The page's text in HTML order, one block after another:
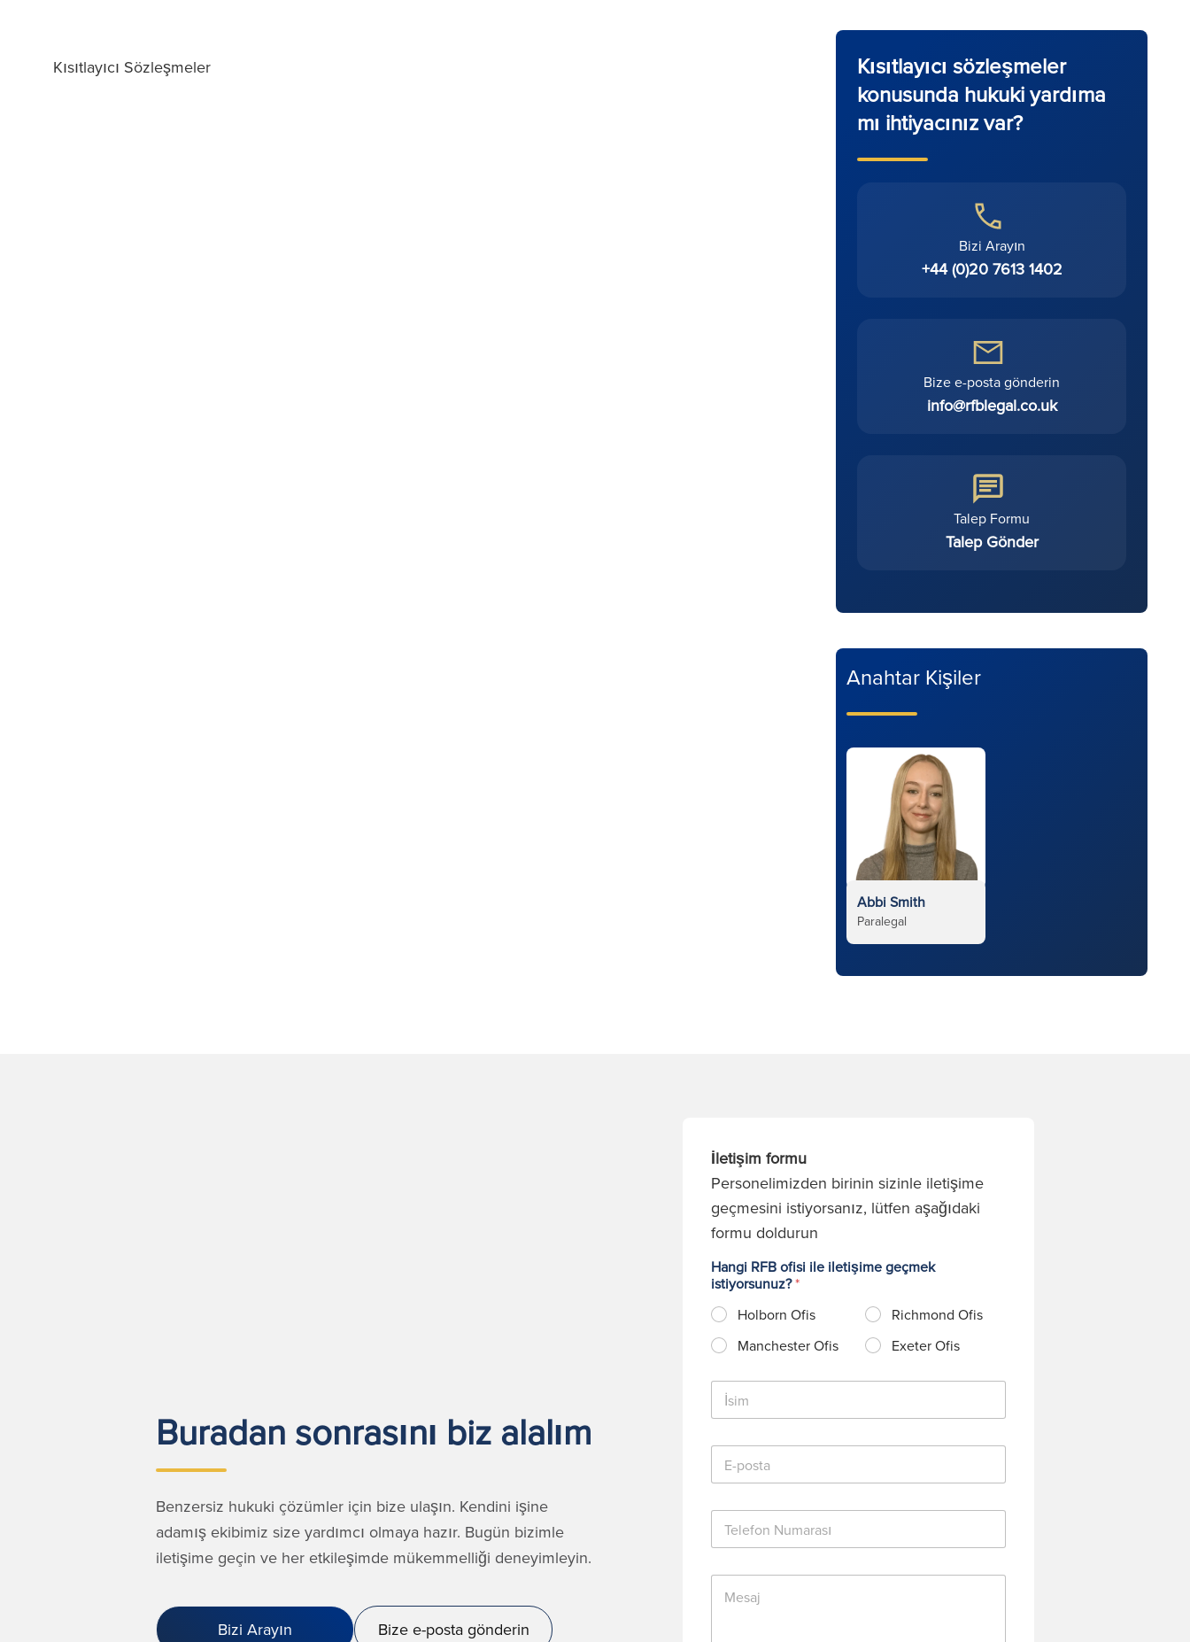
Kısıtlayıcı Sözleşmeler
Kısıtlayıcı sözleşmeler
konusunda hukuki yardıma
mı ihtiyacınız var?
Bizi Arayın
+44 (0)20 7613 1402
Bize e-posta gönderin
info@rfblegal.co.uk
Talep Formu
Talep Gönder
Anahtar Kişiler
Abbi Smith
Paralegal
Buradan sonrasını biz alalım
Benzersiz hukuki çözümler için bize ulaşın. Kendini işine
adamış ekibimiz size yardımcı olmaya hazır. Bugün bizimle
iletişime geçin ve her etkileşimde mükemmelliği deneyimleyin.
Bizi Arayın Bize e-posta gönderin
İletişim formu
Personelimizden birinin sizinle iletişime
geçmesini istiyorsanız, lütfen aşağıdaki
formu doldurun
Hangi RFB ofisi ile iletişime geçmek
istiyorsunuz?*
Holborn Ofis
Richmond Ofis
Manchester Ofis
Exeter Ofis
İ
i
E
p
a
*
T
l
M